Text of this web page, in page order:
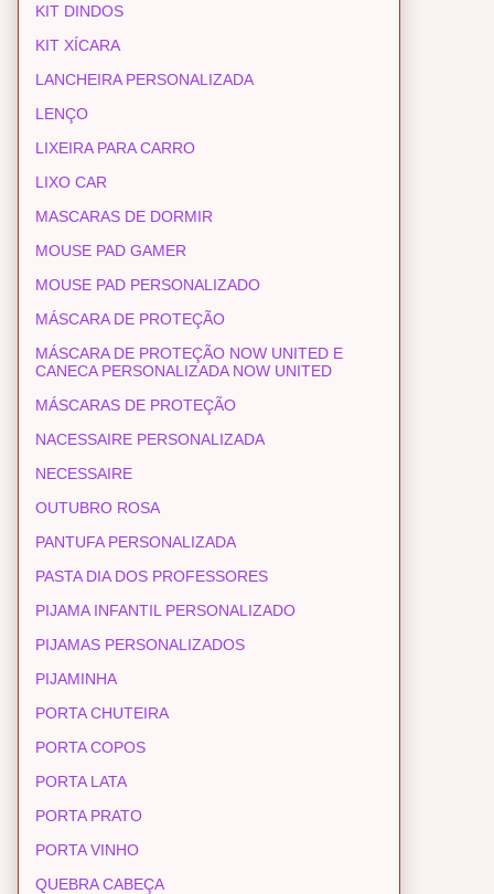
KIT DINDOS
KIT XÍCARA
LANCHEIRA PERSONALIZADA
LENÇO
LIXEIRA PARA CARRO
LIXO CAR
MASCARAS DE DORMIR
MOUSE PAD GAMER
MOUSE PAD PERSONALIZADO
MÁSCARA DE PROTEÇÃO
MÁSCARA DE PROTEÇÃO NOW UNITED E
CANECA PERSONALIZADA NOW UNITED
MÁSCARAS DE PROTEÇÃO
NACESSAIRE PERSONALIZADA
NECESSAIRE
OUTUBRO ROSA
PANTUFA PERSONALIZADA
PASTA DIA DOS PROFESSORES
PIJAMA INFANTIL PERSONALIZADO
PIJAMAS PERSONALIZADOS
PIJAMINHA
PORTA CHUTEIRA
PORTA COPOS
PORTA LATA
PORTA PRATO
PORTA VINHO
QUEBRA CABEÇA